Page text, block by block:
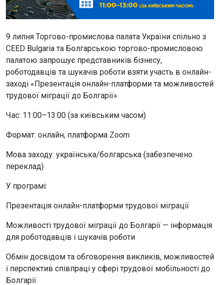
9 липня Торгово-промислова палата України спільно з
CEED Bulgaria та Болгарською торгово-промисловою
палатою запрошує представників бізнесу,
роботодавців та шукачів роботи взяти участь в онлайн-
заході «Презентація онлайн-платформи та можливостей
трудової міграції до Болгарії»
Час: 11:00–13:00 (за київським часом)
Формат: онлайн, платформа Zoom
Мова заходу: українська/болгарська (забезпечено
переклад)
У програмі:
Презентація онлайн-платформи трудової міграції
Можливості трудової міграції до Болгарії — інформація
для роботодавців і шукачів роботи
Обмін досвідом та обговорення викликів, можливостей
і перспектив співпраці у сфері трудової мобільності до
Болгарії